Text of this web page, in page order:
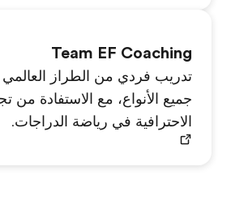
Team EF Coaching
تدريب فردي من الطراز
جميع الأنواع، مع الاستفادة من
الاحترافية في رياضة الدراجات.